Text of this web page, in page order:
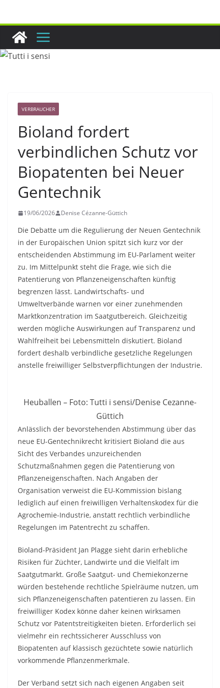
springen
VERBRAUCHER
Bioland fordert
verbindlichen Schutz vor
Biopatenten bei Neuer
Gentechnik
19/06/2026 Denise Cézanne-Güttich
Die Debatte um die Regulierung der Neuen Gentechnik
in der Europäischen Union spitzt sich kurz vor der
entscheidenden Abstimmung im EU-Parlament weiter
zu. Im Mittelpunkt steht die Frage, wie sich die
Patentierung von Pflanzeneigenschaften künftig
begrenzen lässt. Landwirtschafts- und
Umweltverbände warnen vor einer zunehmenden
Marktkonzentration im Saatgutbereich. Gleichzeitig
werden mögliche Auswirkungen auf Transparenz und
Wahlfreiheit bei Lebensmitteln diskutiert. Bioland
fordert deshalb verbindliche gesetzliche Regelungen
anstelle freiwilliger Selbstverpflichtungen der Industrie.
Heuballen – Foto: Tutti i sensi/Denise Cezanne-
Güttich
Anlässlich der bevorstehenden Abstimmung über das
neue EU-Gentechnikrecht kritisiert Bioland die aus
Sicht des Verbandes unzureichenden
Schutzmaßnahmen gegen die Patentierung von
Pflanzeneigenschaften. Nach Angaben der
Organisation verweist die EU-Kommission bislang
lediglich auf einen freiwilligen Verhaltenskodex für die
Agrochemie-Industrie, anstatt rechtlich verbindliche
Regelungen im Patentrecht zu schaffen.
Bioland-Präsident Jan Plagge sieht darin erhebliche
Risiken für Züchter, Landwirte und die Vielfalt im
Saatgutmarkt. Große Saatgut- und Chemiekonzerne
würden bestehende rechtliche Spielräume nutzen, um
sich Pflanzeneigenschaften patentieren zu lassen. Ein
freiwilliger Kodex könne daher keinen wirksamen
Schutz vor Patentstreitigkeiten bieten. Erforderlich sei
vielmehr ein rechtssicherer Ausschluss von
Biopatenten auf klassisch gezüchtete sowie natürlich
vorkommende Pflanzenmerkmale.
Der Verband setzt sich nach eigenen Angaben seit